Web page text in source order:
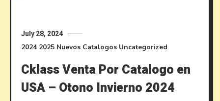
July 28, 2024
2024 2025 Nuevos Catalogos Uncategorized
Cklass Venta Por Catalogo en
USA – Otono Invierno 2024